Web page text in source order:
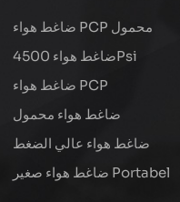
ضاغط هواء PCP محمول
ضاغط هواء 4500Psi
ضاغط هواء PCP
ضاغط هواء محمول
ضاغط هواء عالي الضغط
ضاغط هواء صغير Portabel